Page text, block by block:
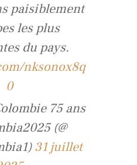
paisiblement
les plus
du pays.
nksonox8q
0
75 ans
(@
31 juillet